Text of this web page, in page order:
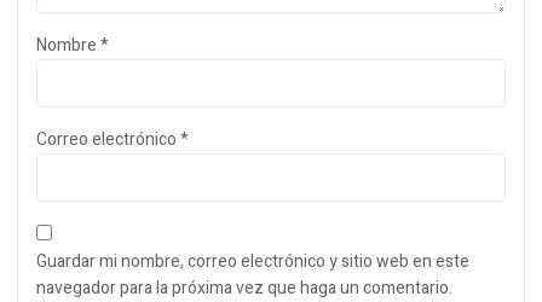
Nombre*
Correo electrónico*
Guardar mi nombre, correo electrónico y sitio web en este
navegador para la próxima vez que haga un comentario.